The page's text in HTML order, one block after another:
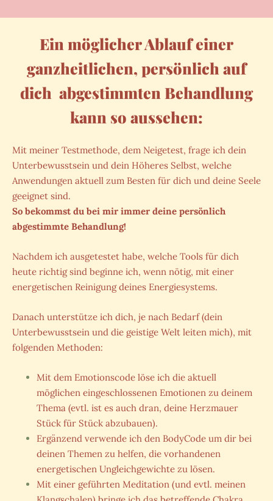
Ein möglicher Ablauf einer
ganzheitlichen, persönlich auf
dich abgestimmten Behandlung
kann so aussehen:
Mit meiner Testmethode, dem Neigetest, frage ich dein
Unterbewusstsein und dein Höheres Selbst, welche
Anwendungen aktuell zum Besten für dich und deine Seele
geeignet sind.
So bekommst du bei mir immer deine persönlich
abgestimmte Behandlung!
Nachdem ich ausgetestet habe, welche Tools für dich
heute richtig sind beginne ich, wenn nötig, mit einer
energetischen Reinigung deines Energiesystems.
Danach unterstütze ich dich, je nach Bedarf (dein
Unterbewusstsein und die geistige Welt leiten mich), mit
folgenden Methoden:
Mit dem Emotionscode löse ich die aktuell
möglichen eingeschlossenen Emotionen zu deinem
Thema (evtl. ist es auch dran, deine Herzmauer
Stück für Stück abzubauen).
Ergänzend verwende ich den BodyCode um dir bei
deinen Themen zu helfen, die vorhandenen
energetischen Ungleichgewichte zu lösen.
Mit einer geführten Meditation (und evtl. meinen